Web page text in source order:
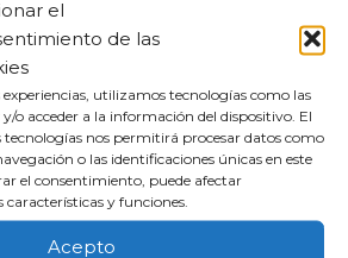
el
de las
experiencias, utilizamos tecnologías como las
o acceder a la información del dispositivo. El
tecnologías nos permitirá procesar datos como
o las identificaciones únicas en este
el consentimiento, puede afectar
y funciones.
Acepto
específica a cada una
que el demandante ha
ejemplo:
de la deuda reclamada:
qué no existe la deuda.
de causa legítima: